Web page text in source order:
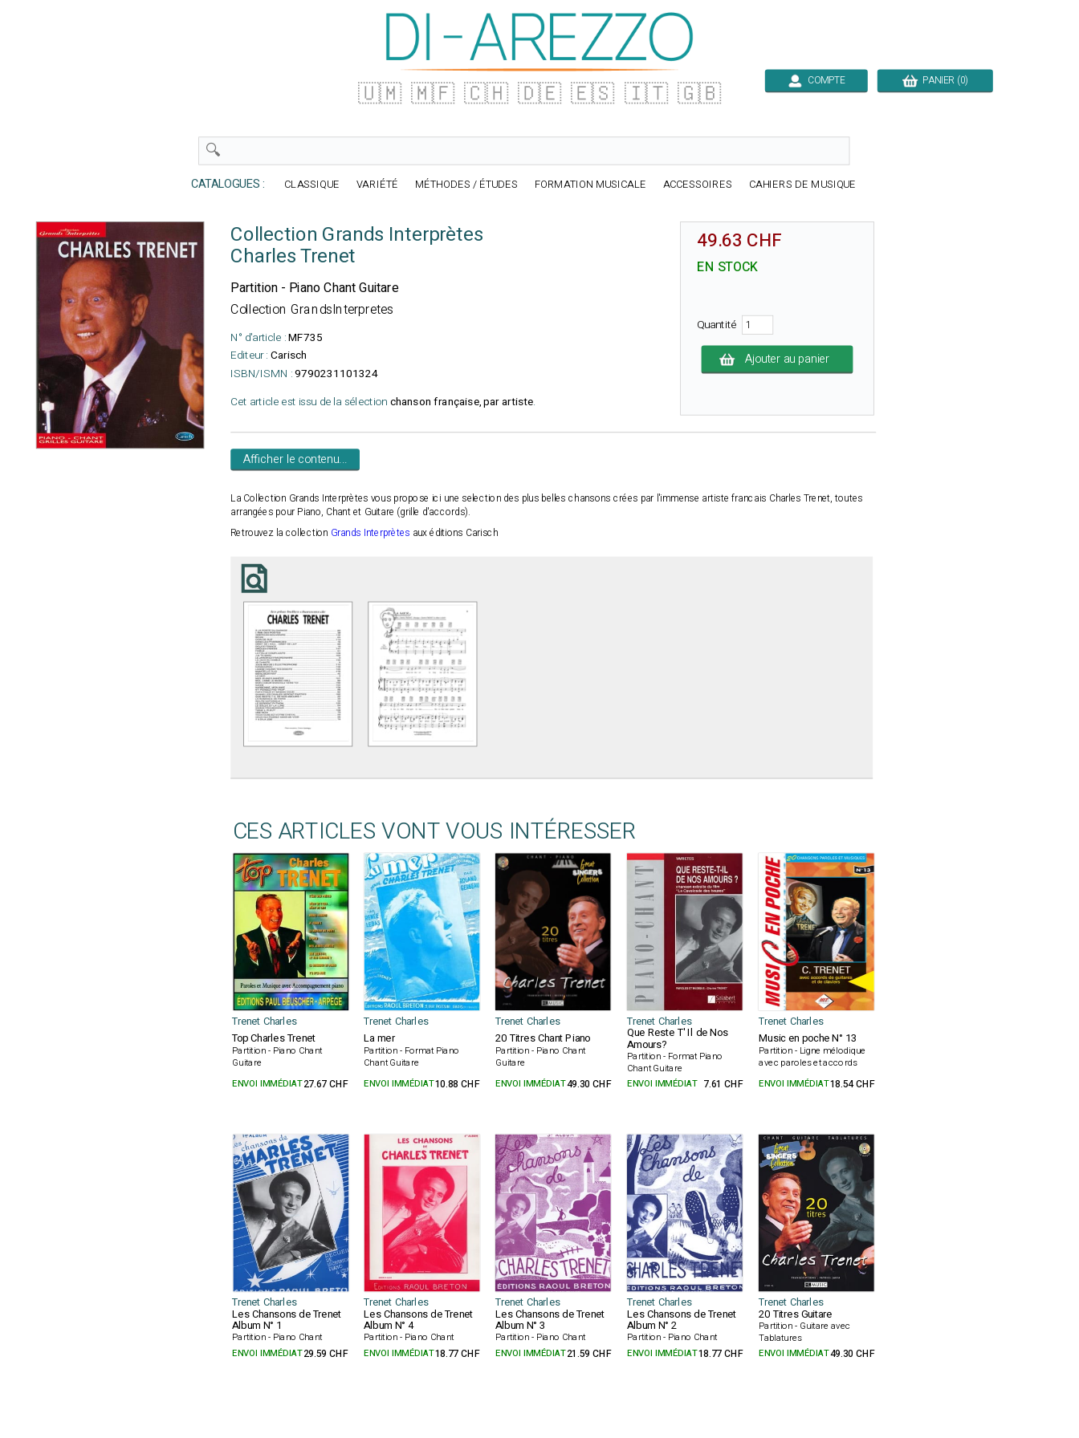
🇺🇲 🇲🇫 🇨🇭 🇩🇪 🇪🇸 🇮🇹 🇬🇧 COMPTE PANIER (0)
CATALOGUES : CLASSIQUE VARIÉTÉ MÉTHODES / ÉTUDES FORMATION MUSICALE ACCESSOIRES CAHIERS DE MUSIQUE
Collection Grands Interprètes
Charles Trenet
Partition - Piano Chant Guitare
Collection GrandsInterpretes
N° d'article :MF735
Editeur : Carisch
ISBN/ISMN :9790231101324
Cet article est issu de la sélection chanson française, par artiste.
49.63 CHF
EN STOCK
Quantité
Ajouter au panier
Afficher le contenu...
La Collection Grands Interprètes vous propose ici une selection des plus belles chansons crées par l'immense artiste francais Charles Trenet, toutes
arrangées pour Piano, Chant et Guitare (grille d'accords).
Retrouvez la collection Grands Interprètes aux éditions Carisch
CES ARTICLES VONT VOUS INTÉRESSER
Trenet Charles Trenet Charles Trenet Charles Trenet Charles Trenet Charles
Top Charles Trenet
Partition - Piano Chant
Guitare
La mer
Partition - Format Piano
Chant Guitare
20 Titres Chant Piano
Partition - Piano Chant
Guitare
Que Reste T' Il de Nos
Amours?
Partition - Format Piano
Chant Guitare
Music en poche N° 13
Partition - Ligne mélodique
avec paroles et accords
ENVOI IMMÉDIAT27.67 CHF ENVOI IMMÉDIAT10.88 CHF ENVOI IMMÉDIAT49.30 CHF ENVOI IMMÉDIAT 7.61 CHF ENVOI IMMÉDIAT18.54 CHF
Trenet Charles Trenet Charles Trenet Charles Trenet Charles Trenet Charles
Les Chansons de Trenet
Album N° 1
Partition - Piano Chant
Les Chansons de Trenet
Album N° 4
Partition - Piano Chant
Les Chansons de Trenet
Album N° 3
Partition - Piano Chant
Les Chansons de Trenet
Album N° 2
Partition - Piano Chant
20 Titres Guitare
Partition - Guitare avec
Tablatures
ENVOI IMMÉDIAT29.59 CHF ENVOI IMMÉDIAT18.77 CHF ENVOI IMMÉDIAT21.59 CHF ENVOI IMMÉDIAT18.77 CHF ENVOI IMMÉDIAT49.30 CHF